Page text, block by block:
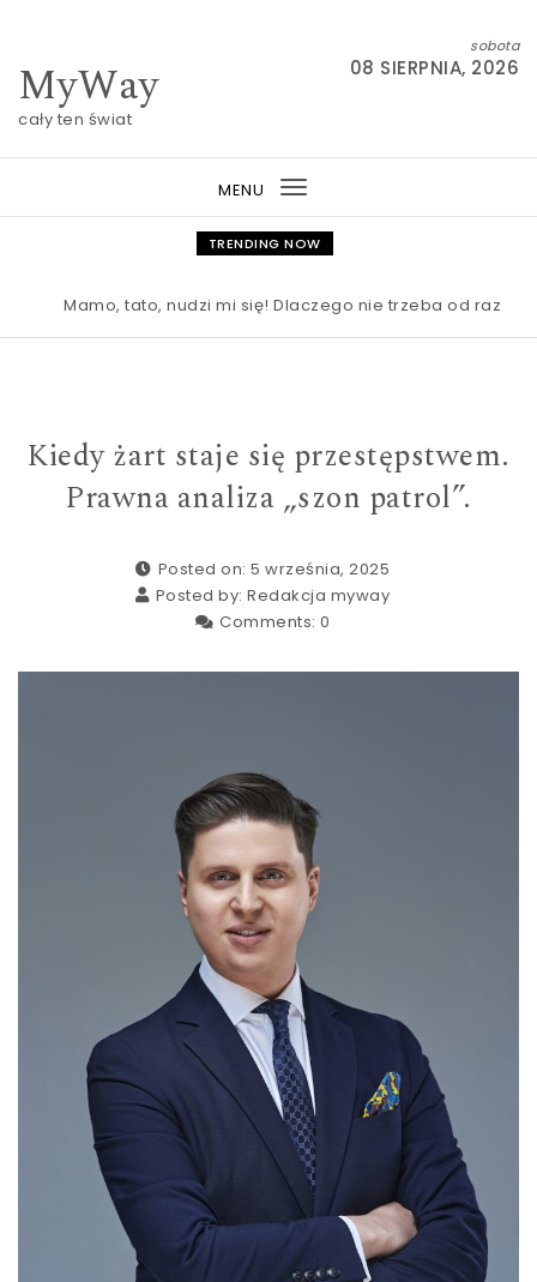
MyWay
cały ten świat
sobota
08 SIERPNIA, 2026
MENU
Toggle
navigation
TRENDING NOW
Mamo, tato, nudzi mi się! Dlaczego nie trzeba od razu
Kiedy żart staje się przestępstwem.
Prawna analiza „szon patrol”.
Posted on: 5 września, 2025
Posted by: Redakcja myway
Comments: 0